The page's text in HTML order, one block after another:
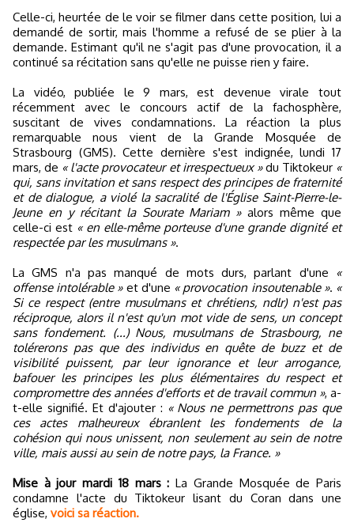
Celle-ci, heurtée de le voir se filmer dans cette position, lui a
demandé de sortir, mais l'homme a refusé de se plier à la
demande. Estimant qu'il ne s'agit pas d'une provocation, il a
continué sa récitation sans qu'elle ne puisse rien y faire.
La vidéo, publiée le 9 mars, est devenue virale tout
récemment avec le concours actif de la fachosphère,
suscitant de vives condamnations. La réaction la plus
remarquable nous vient de la Grande Mosquée de
Strasbourg (GMS). Cette dernière s'est indignée, lundi 17
mars, de « l'acte provocateur et irrespectueux »du Tiktokeur «
qui, sans invitation et sans respect des principes de fraternité
et de dialogue, a violé la sacralité de l'Église Saint-Pierre-le-
Jeune en y récitant la Sourate Mariam »alors même que
celle-ci est « en elle-même porteuse d'une grande dignité et
respectée par les musulmans ».
La GMS n'a pas manqué de mots durs, parlant d'une
«
offense intolérable »et d'une « provocation insoutenable ». «
Si ce respect (entre musulmans et chrétiens, ndlr) n'est pas
réciproque, alors il n'est qu'un mot vide de sens, un concept
sans fondement. (...) Nous, musulmans de Strasbourg, ne
tolérerons pas que des individus en quête de buzz et de
visibilité puissent, par leur ignorance et leur arrogance,
bafouer les principes les plus élémentaires du respect et
compromettre des années d'efforts et de travail commun », a-
t-elle signifié. Et d'ajouter : « Nous ne permettrons pas que
ces actes malheureux ébranlent les fondements de la
cohésion qui nous unissent, non seulement au sein de notre
ville, mais aussi au sein de notre pays, la France. »
Mise à jour mardi 18 mars : La Grande Mosquée de Paris
condamne l'acte du Tiktokeur lisant du Coran dans une
église, voici sa réaction.